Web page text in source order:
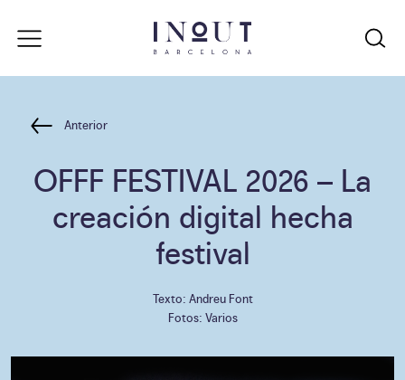
Anterior
OFFF FESTIVAL 2026 – La
creación digital hecha
festival
Texto: Andreu Font
Fotos: Varios